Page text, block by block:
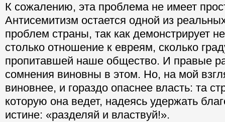
К сожалению, эта проблема не имеет
Антисемитизм остается одной из
проблем страны, так как демонстрирует
столько отношение к евреям, сколько
пропитавшей наше общество. И правые
сомнения виновны в этом. Но, на мой
виновнее, и гораздо опаснее власть: та
которую она ведет, надеясь удержать
истине: «разделяй и властвуй!».